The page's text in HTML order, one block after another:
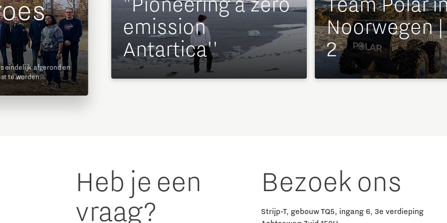
eindelijk afgerond en
te worden.
"Pioneering a zero
emission
Antartica''
Team Polar
Noorwegen
2
Heb je een
vraag?
Bezoek ons
Strijp-T, gebouw TQ5, ingang 6, 3e verdieping